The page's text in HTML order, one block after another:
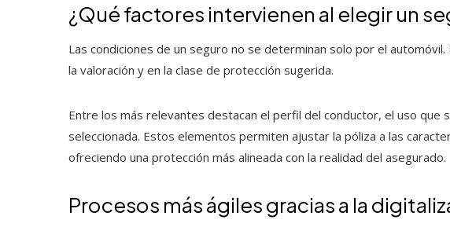
¿Qué factores intervienen al elegir un
Las condiciones de un seguro no se determinan solo por el
la valoración y en la clase de protección sugerida.
Entre los más relevantes destacan el perfil del conductor, el uso que
seleccionada. Estos elementos permiten ajustar la póliza a las
ofreciendo una protección más alineada con la realidad del asegurado.
Procesos más ágiles gracias a la